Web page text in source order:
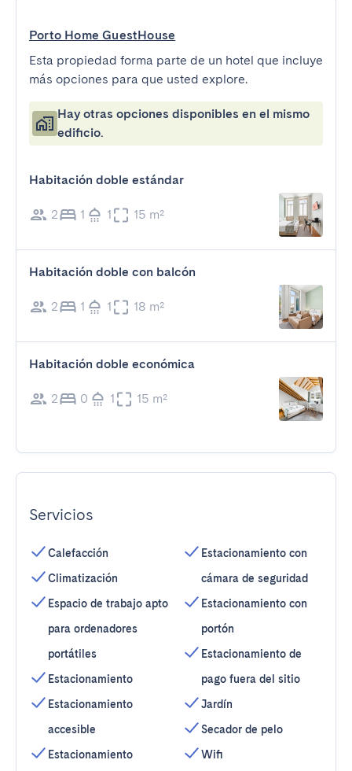
Porto Home GuestHouse
Esta propiedad forma parte de un hotel que incluye
más opciones para que usted explore.
Hay otras opciones disponibles en el mismo
edificio.
Habitación doble estándar
2 1 1 15 m²
Habitación doble con balcón
2 1 1 18 m²
Habitación doble económica
2 0 1 15 m²
Servicios
Calefacción
Climatización
Espacio de trabajo apto
para ordenadores
portátiles
Estacionamiento
Estacionamiento
accesible
Estacionamiento
Estacionamiento con
cámara de seguridad
Estacionamiento con
portón
Estacionamiento de
pago fuera del sitio
Jardín
Secador de pelo
Wifi